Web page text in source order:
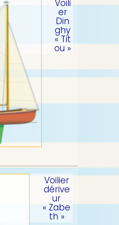
Voili
er
Din
ghy
« Tit
ou »
Voilier
dérive
ur
« Zabe
th »